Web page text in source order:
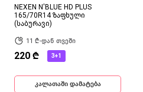
NEXEN N'BLUE HD PLUS
165/70R14 ზაფხული
(საბურავი)
11 ₾-დან თვეში
220 ₾ 3+1
კალათაში დამატება